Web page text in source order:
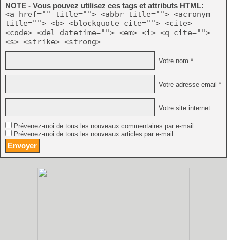
NOTE - Vous pouvez utilisez ces tags et attributs HTML:
<a href="" title=""> <abbr title=""> <acronym
title=""> <b> <blockquote cite=""> <cite>
<code> <del datetime=""> <em> <i> <q cite="">
<s> <strike> <strong>
Votre nom *
Votre adresse email *
Votre site internet
Prévenez-moi de tous les nouveaux commentaires par e-mail.
Prévenez-moi de tous les nouveaux articles par e-mail.